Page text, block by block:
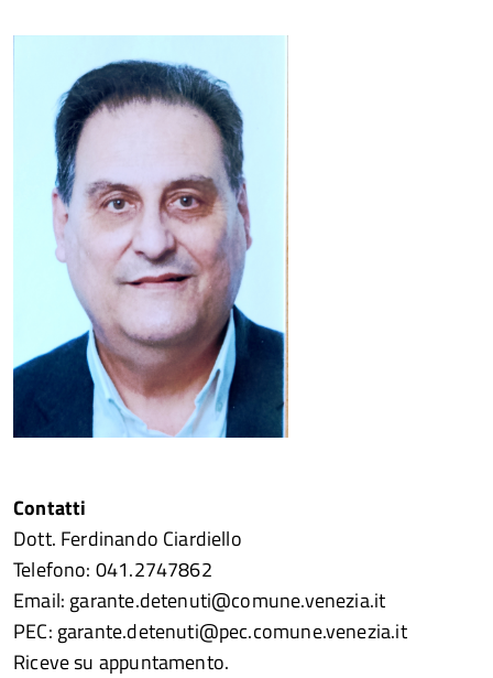
Contatti
Dott. Ferdinando Ciardiello
Telefono: 041.2747862
Email: garante.detenuti@comune.venezia.it
PEC: garante.detenuti@pec.comune.venezia.it
Riceve su appuntamento.